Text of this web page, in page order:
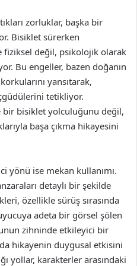
zorluklar, başka bir
Bisiklet sürerken
fiziksel değil, psikolojik olarak
Bu engeller, bazen doğanın
yansıtarak,
tetikliyor.
bir bisiklet yolculuğunu değil,
başa çıkma hikayesini
yönü ise mekan kullanımı.
detaylı bir şekilde
özellikle sürüş sırasında
adeta bir görsel şölen
zihninde etkileyici bir
hikayenin duygusal etkisini
yollar, karakterler arasındaki